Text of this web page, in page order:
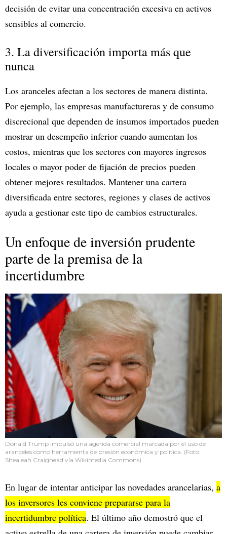
decisión de evitar una concentración excesiva en activos
sensibles al comercio.
3. La diversificación importa más que
nunca
Los aranceles afectan a los sectores de manera distinta.
Por ejemplo, las empresas manufactureras y de consumo
discrecional que dependen de insumos importados pueden
mostrar un desempeño inferior cuando aumentan los
costos, mientras que los sectores con mayores ingresos
locales o mayor poder de fijación de precios pueden
obtener mejores resultados. Mantener una cartera
diversificada entre sectores, regiones y clases de activos
ayuda a gestionar este tipo de cambios estructurales.
Un enfoque de inversión prudente
parte de la premisa de la
incertidumbre
Donald Trump impulsó una agenda comercial marcada por el uso de
aranceles como herramienta de presión económica y política. (Foto:
Shealeah Craighead vía Wikimedia Commons)
En lugar de intentar anticipar las novedades arancelarias, a
los inversores les conviene prepararse para la
incertidumbre política. El último año demostró que el